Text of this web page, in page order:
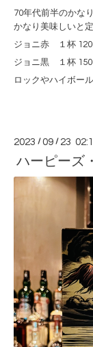
70年代前半のかな
かなり美味しいと
ジョニ赤 １杯
ジョニ黒 １杯
ロックやハイボー
2023 /09 / 23
ハーピーズ